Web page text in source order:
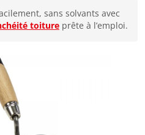
sans solvants avec
toiture prête à l’emploi.